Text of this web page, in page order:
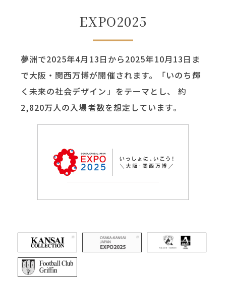
EXPO2025
夢洲で2025年4月13日から2025年10月13日ま
で大阪・関西万博が開催されます。「いのち輝
く未来の社会デザイン」をテーマとし、 約
2,820万人の入場者数を想定しています。